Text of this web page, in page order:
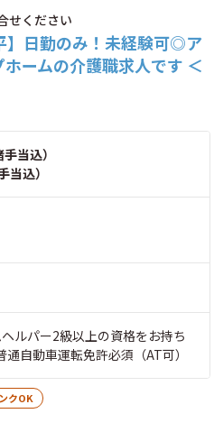
ください
】日勤のみ！未経験可◎ア
ームの介護職求人です ＜
当込）
当込）
ルパー2級以上の資格をお持ち
自動車運転免許必須（AT可）
クOK